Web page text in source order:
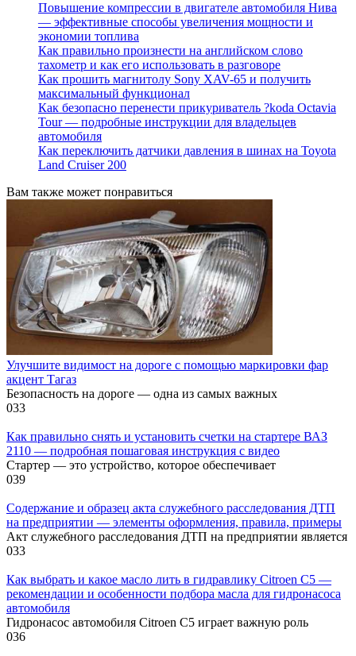
Повышение компрессии в двигателе автомобиля Нива
— эффективные способы увеличения мощности и
экономии топлива
Как правильно произнести на английском слово
тахометр и как его использовать в разговоре
Как прошить магнитолу Sony XAV-65 и получить
максимальный функционал
Как безопасно перенести прикуриватель ?koda Octavia
Tour — подробные инструкции для владельцев
автомобиля
Как переключить датчики давления в шинах на Toyota
Land Cruiser 200
Вам также может понравиться
Улучшите видимост на дороге с помощью маркировки фар
акцент Тагаз
Безопасность на дороге — одна из самых важных
033
Как правильно снять и установить счетки на стартере ВАЗ
2110 — подробная пошаговая инструкция с видео
Стартер — это устройство, которое обеспечивает
039
Содержание и образец акта служебного расследования ДТП
на предприятии — элементы оформления, правила, примеры
Акт служебного расследования ДТП на предприятии является
033
Как выбрать и какое масло лить в гидравлику Citroen C5 —
рекомендации и особенности подбора масла для гидронасоса
автомобиля
Гидронасос автомобиля Citroen C5 играет важную роль
036